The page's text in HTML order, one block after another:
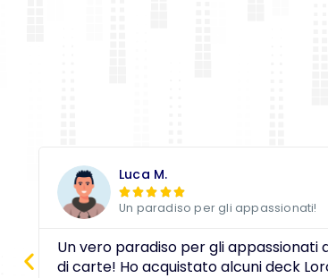
Luca M.
 
Un paradiso per gli appassionati!
Un vero paradiso per gli appassionati
di carte! Ho acquistato alcuni deck